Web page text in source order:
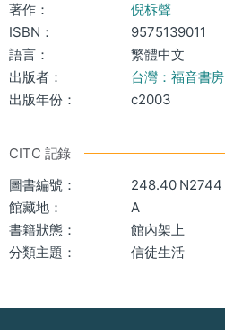
著作：
倪柝聲
ISBN：
9575139011
語言：
繁體中文
出版者：
台灣：福音書房
出版年份：
c2003
CITC 記錄
圖書編號：
248.40 N2744
館藏地：
A
書籍狀態：
館內架上
分類主題：
信徒生活